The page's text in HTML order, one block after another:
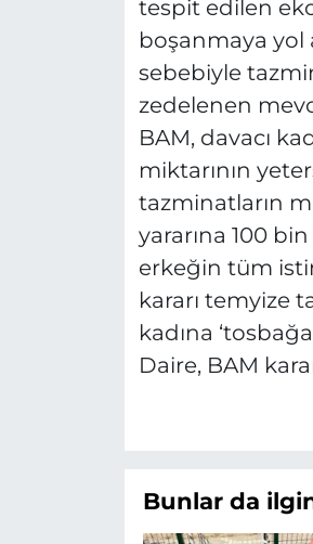
tespit edilen
boşanmaya yol
sebebiyle
zedelenen
BAM, davacı
miktarının
tazminatların
yararına 100
erkeğin tüm
kararı temyize
kadına
Daire, BAM
Bunlar da